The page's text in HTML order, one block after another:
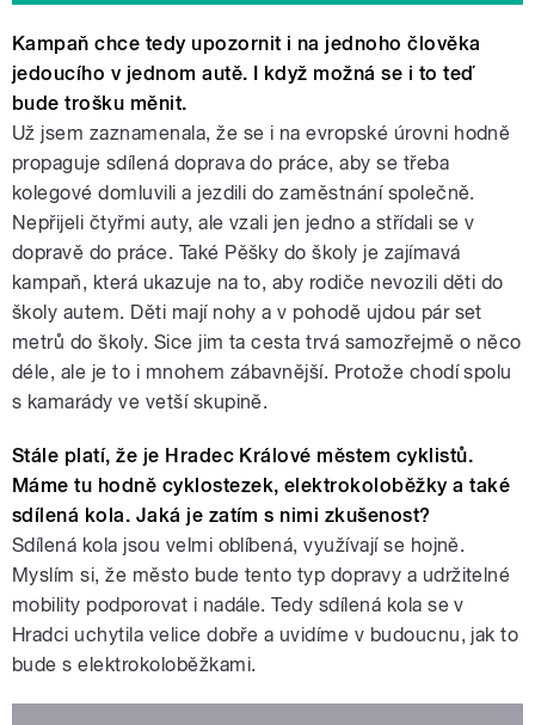
Kampaň chce tedy upozornit i na jednoho člověka
jedoucího v jednom autě. I když možná se i to teď
bude trošku měnit.
Už jsem zaznamenala, že se i na evropské úrovni hodně
propaguje sdílená doprava do práce, aby se třeba
kolegové domluvili a jezdili do zaměstnání společně.
Nepřijeli čtyřmi auty, ale vzali jen jedno a střídali se v
dopravě do práce. Také Pěšky do školy je zajímavá
kampaň, která ukazuje na to, aby rodiče nevozili děti do
školy autem. Děti mají nohy a v pohodě ujdou pár set
metrů do školy. Sice jim ta cesta trvá samozřejmě o něco
déle, ale je to i mnohem zábavnější. Protože chodí spolu
s kamarády ve vetší skupině.
Stále platí, že je Hradec Králové městem cyklistů.
Máme tu hodně cyklostezek, elektrokoloběžky a také
sdílená kola. Jaká je zatím s nimi zkušenost?
Sdílená kola jsou velmi oblíbená, využívají se hojně.
Myslím si, že město bude tento typ dopravy a udržitelné
mobility podporovat i nadále. Tedy sdílená kola se v
Hradci uchytila velice dobře a uvidíme v budoucnu, jak to
bude s elektrokoloběžkami.